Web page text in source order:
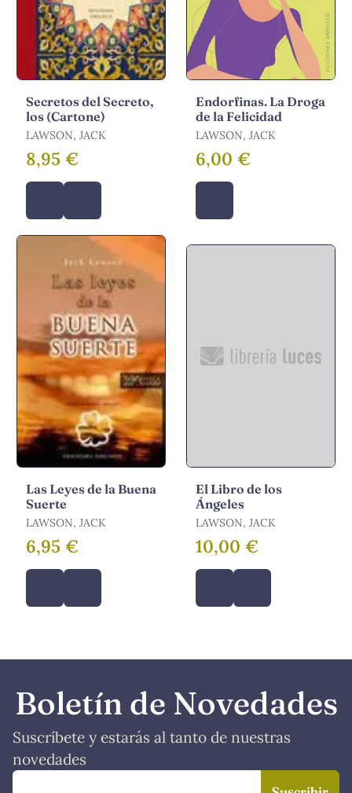
Secretos del Secreto,
los (Cartone)
LAWSON, JACK
8,95 €
Endorfinas. La Droga
de la Felicidad
LAWSON, JACK
6,00 €
Las Leyes de la Buena
Suerte
LAWSON, JACK
6,95 €
El Libro de los
Ángeles
LAWSON, JACK
10,00 €
Boletín de Novedades
Suscríbete y estarás al tanto de nuestras
novedades